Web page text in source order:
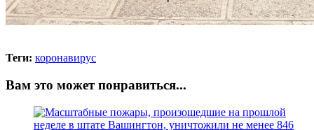
Теги: коронавирус
Вам это может понравиться...